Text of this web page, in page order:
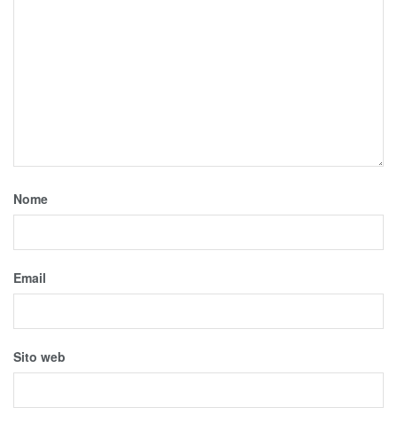
Nome
Email
Sito web